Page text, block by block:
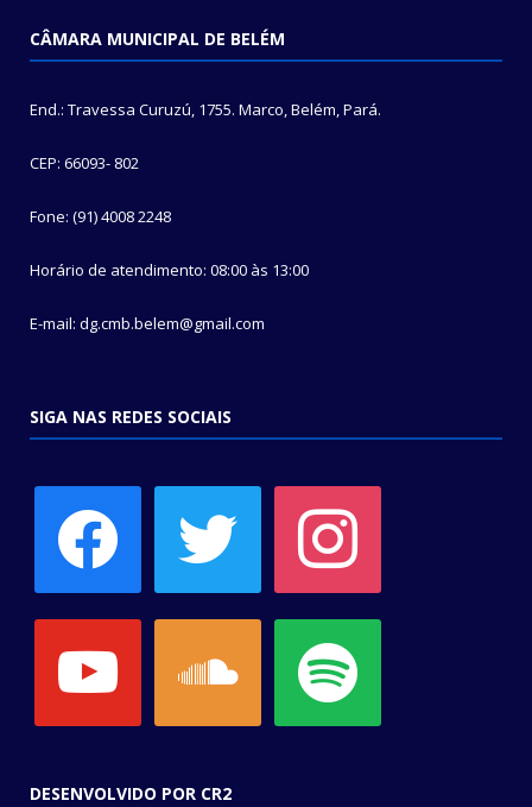
CÂMARA MUNICIPAL DE BELÉM
End.: Travessa Curuzú, 1755. Marco, Belém, Pará.
CEP: 66093- 802
Fone: (91) 4008 2248
Horário de atendimento: 08:00 às 13:00
E-mail: dg.cmb.belem@gmail.com
SIGA NAS REDES SOCIAIS
DESENVOLVIDO POR CR2